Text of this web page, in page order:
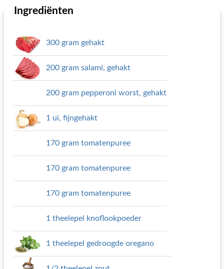
Ingrediënten
300 gram gehakt
200 gram salami, gehakt
200 gram pepperoni worst, gehakt
1 ui, fijngehakt
170 gram tomatenpuree
170 gram tomatenpuree
170 gram tomatenpuree
1 theelepel knoflookpoeder
1 theelepel gedroogde oregano